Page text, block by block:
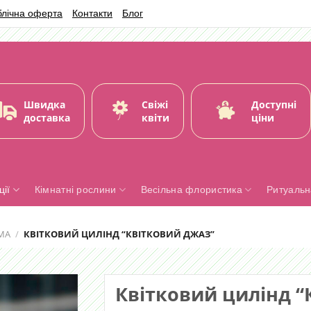
оферта Контакти Блог
Швидка
доставка
Свіжі
квіти
Доступні
ціни
Кімнатні рослини Весільна флористика
/ КВІТКОВИЙ ЦИЛІНД “КВІТКОВИЙ ДЖАЗ”
Квітковий цилінд